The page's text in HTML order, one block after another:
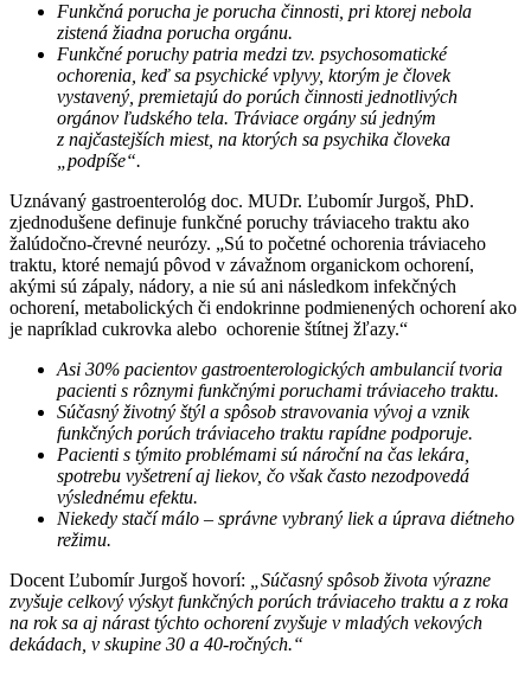
Funkčná porucha je porucha činnosti, pri ktorej nebola
zistená žiadna porucha orgánu.
Funkčné poruchy patria medzi tzv. psychosomatické
ochorenia, keď sa psychické vplyvy, ktorým je človek
vystavený, premietajú do porúch činnosti jednotlivých
orgánov ľudského tela. Tráviace orgány sú jedným
z najčastejších miest, na ktorých sa psychika človeka
„podpíše“.
Uznávaný gastroenterológ doc. MUDr. Ľubomír Jurgoš, PhD.
zjednodušene definuje funkčné poruchy tráviaceho traktu ako
žalúdočno-črevné neurózy. „Sú to početné ochorenia tráviaceho
traktu, ktoré nemajú pôvod v závažnom organickom ochorení,
akými sú zápaly, nádory, a nie sú ani následkom infekčných
ochorení, metabolických či endokrinne podmienených ochorení ako
je napríklad cukrovka alebo ochorenie štítnej žľazy.“
Asi 30% pacientov gastroenterologických ambulancií tvoria
pacienti s rôznymi funkčnými poruchami tráviaceho traktu.
Súčasný životný štýl a spôsob stravovania vývoj a vznik
funkčných porúch tráviaceho traktu rapídne podporuje.
Pacienti s týmito problémami sú nároční na čas lekára,
spotrebu vyšetrení aj liekov, čo však často nezodpovedá
výslednému efektu.
Niekedy stačí málo – správne vybraný liek a úprava diétneho
režimu.
Docent Ľubomír Jurgoš hovorí:
„Súčasný spôsob života výrazne
zvyšuje celkový výskyt funkčných porúch tráviaceho traktu a z roka
na rok sa aj nárast týchto ochorení zvyšuje v mladých vekových
dekádach, v skupine 30 a 40-ročných.“